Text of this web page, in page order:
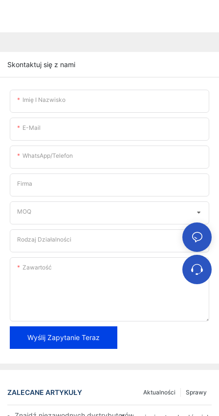
Skontaktuj się z nami
Imię I Nazwisko
E-Mail
WhatsApp/telefon
Firma
MOQ
Rodzaj Działalności
Zawartość
Wyślij Zapytanie Teraz
ZALECANE ARTYKUŁY Sprawy
Aktualności